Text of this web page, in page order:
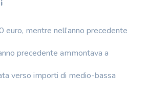
mentre nell’anno precedente
precedente ammontava a
verso importi di medio-bassa